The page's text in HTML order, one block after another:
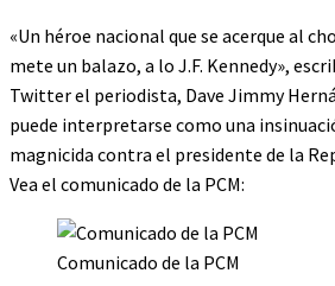
«Un héroe nacional que se acerque al
mete un balazo, a lo J.F. Kennedy»,
Twitter el periodista, Dave Jimmy
puede interpretarse como una
magnicida contra el presidente de la
Vea el comunicado de la PCM:
Comunicado de la PCM